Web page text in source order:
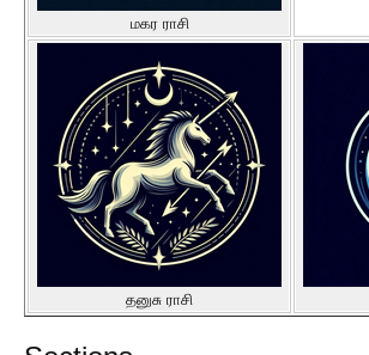
மகர ராசி
தனுசு ராசி